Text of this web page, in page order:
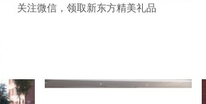
关注微信，领取新东方精美礼品